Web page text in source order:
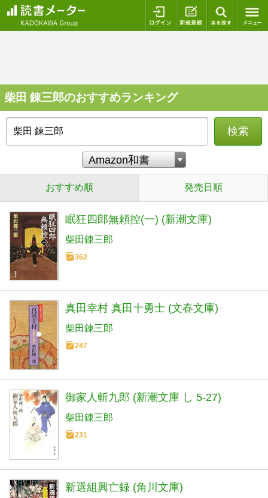
ログイン 新規登録
柴田 錬三郎のおすすめランキング
検索
おすすめ順 発売日順
眠狂四郎無頼控(一) (新潮文庫)
柴田錬三郎
362
真田幸村 真田十勇士 (文春文庫)
柴田錬三郎
247
御家人斬九郎 (新潮文庫 し 5-27)
柴田錬三郎
231
新選組興亡録 (角川文庫)